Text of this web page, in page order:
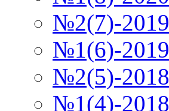
№2(7)-2019
№1(6)-2019
№2(5)-2018
№1(4)-2018